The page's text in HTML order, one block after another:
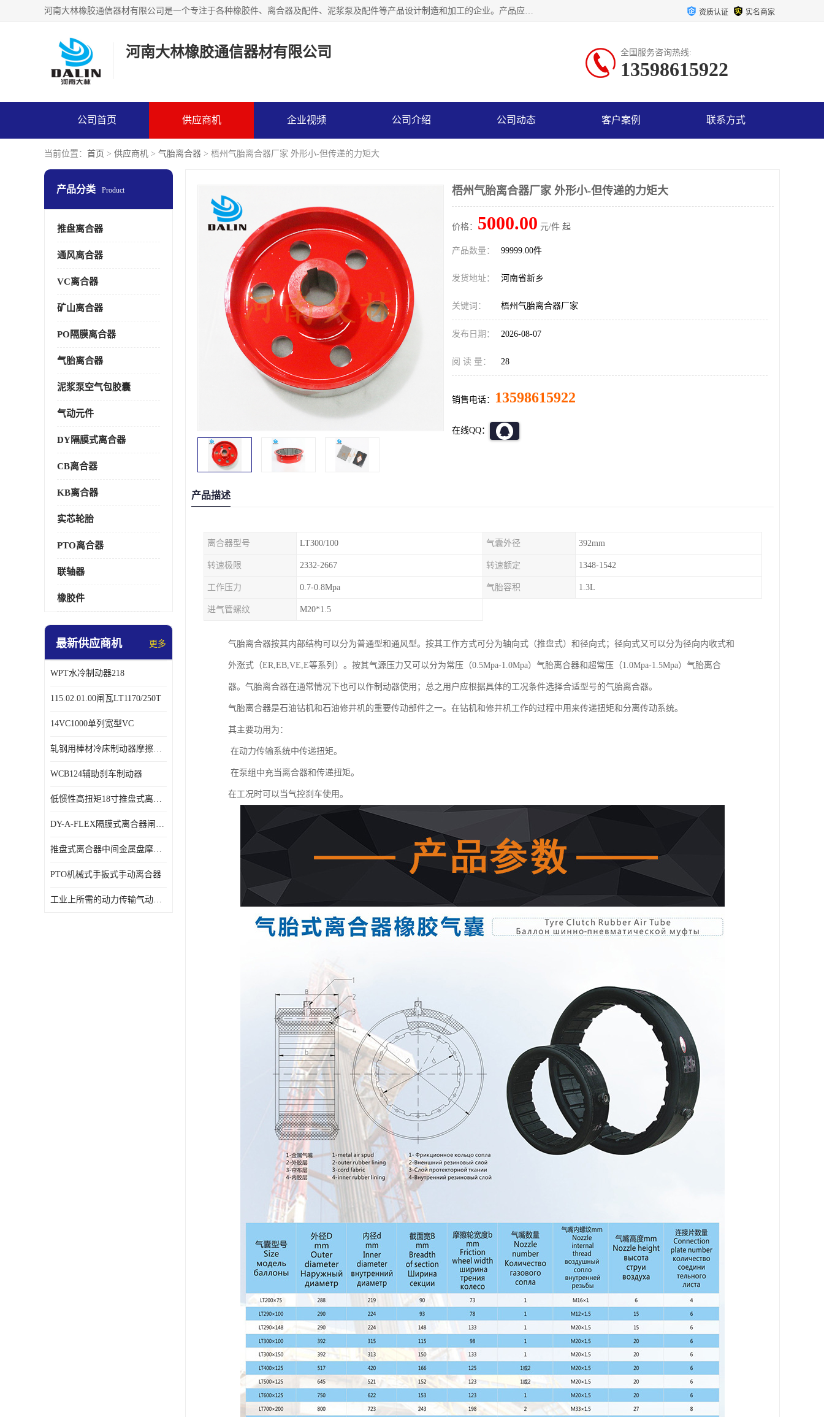
河南大林橡胶通信器材有限公司是一个专注于各种橡胶件、离合器及配件、泥浆泵及配件等产品设计制造和加工的企业。产品应用于矿山、冶金、石油、钢铁、化工、水泥、船舶、造纸、通用机械等各种大功率机械传动或制动装置。 资质认证 实名商家
河南大林橡胶通信器材有限公司 全国服务咨询热线:
13598615922
公司首页 供应商机 企业视频 公司介绍 公司动态 客户案例 联系方式
当前位置： 首页 > 供应商机 > 气胎离合器 > 梧州气胎离合器厂家 外形小-但传递的力矩大
产品分类 Product
推盘离合器
通风离合器
VC离合器
矿山离合器
PO隔膜离合器
气胎离合器
泥浆泵空气包胶囊
气动元件
DY隔膜式离合器
CB离合器
KB离合器
实芯轮胎
PTO离合器
联轴器
橡胶件
最新供应商机 更多
WPT水冷制动器218
115.02.01.00闸瓦LT1170/250T
14VC1000单列宽型VC
轧钢用棒材冷床制动器摩擦片218
WCB124辅助刹车制动器
低惯性高扭矩18寸推盘式离合器中心盘齿盘W18-11-101
DY-A-FLEX隔膜式离合器闸瓦总成7015125A
推盘式离合器中间金属盘摩擦盘18寸
PTO机械式手扳式手动离合器
工业上所需的动力传输气动离合器WCB424
梧州气胎离合器厂家 外形小-但传递的力矩大
价格： 5000.00 元/件 起
产品数量： 99999.00件
发货地址： 河南省新乡
关键词： 梧州气胎离合器厂家
发布日期： 2026-08-07
阅 读 量： 28
销售电话： 13598615922
在线QQ：
产品描述
离合器型号 LT300/100 气囊外径 392mm
转速极限 2332-2667 转速额定 1348-1542
工作压力 0.7-0.8Mpa 气胎容积 1.3L
进气管螺纹 M20*1.5
气胎离合器按其内部结构可以分为普通型和通风型。按其工作方式可分为轴向式（推盘式）和径向式；径向式又可以分为径向内收式和
外涨式（ER,EB,VE,E等系列）。按其气源压力又可以分为常压（0.5Mpa-1.0Mpa）气胎离合器和超常压（1.0Mpa-1.5Mpa）气胎离合
器。气胎离合器在通常情况下也可以作制动器使用；总之用户应根据具体的工况条件选择合适型号的气胎离合器。
气胎离合器是石油钻机和石油修井机的重要传动部件之一。在钻机和修井机工作的过程中用来传递扭矩和分离传动系统。
其主要功用为：
在动力传输系统中传递扭矩。
在泵组中充当离合器和传递扭矩。
在工况时可以当气控刹车使用。